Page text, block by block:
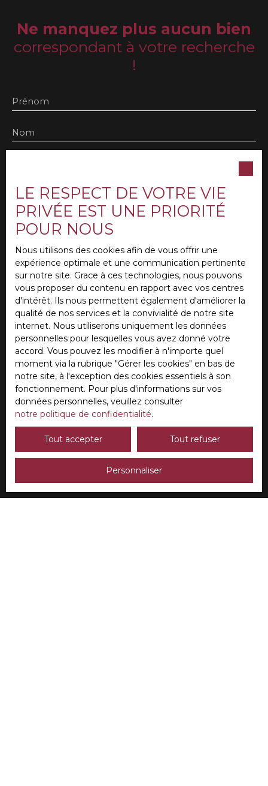
Ne manquez plus aucun bien
correspondant à votre recherche
!
Prénom
Nom
Location
Appartement
Type de bien
Viarmes (95270)
Localisation
Loyer max (€/mois)
Surface min (m²)
Pièces min
J'accepte le traitement de mes données
personnelles conformément au RGPD. Si vous ne
souhaitez pas faire l'objet de prospection
commerciale par voie téléphonique, vous pouvez
vous inscrire gratuitement sur la liste d'opposition
au démarchage téléphonique, prévu par l'article
L223-1 du code de la consommation, sur le site
Internet www.bloctel.gouv.fr ou par courrier
LE RESPECT DE VOTRE VIE
PRIVÉE EST UNE PRIORITÉ
POUR NOUS
Nous utilisons des cookies afin de vous offrir une
expérience optimale et une communication pertinente
sur notre site. Grace à ces technologies, nous pouvons
vous proposer du contenu en rapport avec vos centres
d'intérêt. Ils nous permettent également d'améliorer la
qualité de nos services et la convivialité de notre site
internet. Nous utiliserons uniquement les données
personnelles pour lesquelles vous avez donné votre
accord. Vous pouvez les modifier à n'importe quel
moment via la rubrique ″Gérer les cookies″ en bas de
notre site, à l'exception des cookies essentiels à son
fonctionnement. Pour plus d'informations sur vos
données personnelles, veuillez consulter
notre politique de confidentialité.
Tout accepter Tout refuser
Personnaliser